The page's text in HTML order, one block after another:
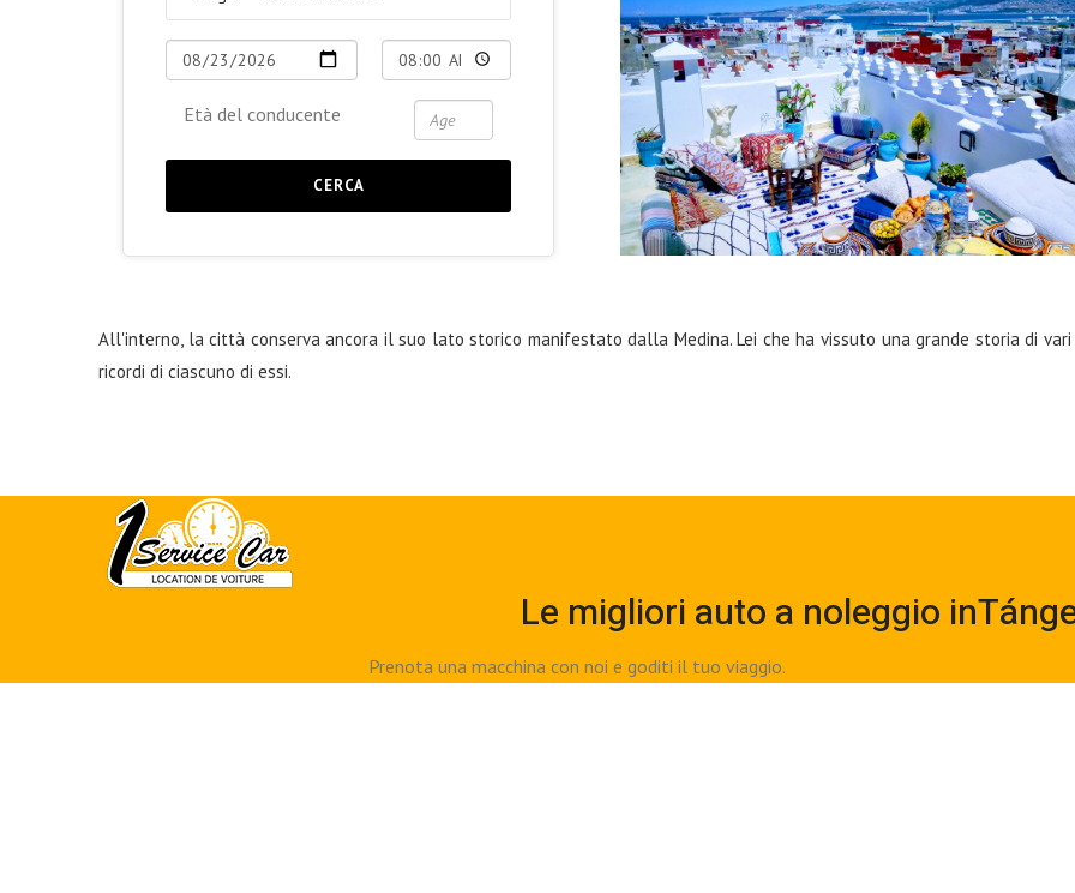
Età del conducente
CERCA
All'interno, la città conserva ancora il suo lato storico manifestato dalla Medina. Lei che ha vissuto una grande storia di vari
ricordi di ciascuno di essi.
Le migliori auto a noleggio
Prenota una macchina con noi e goditi il tuo viaggio.